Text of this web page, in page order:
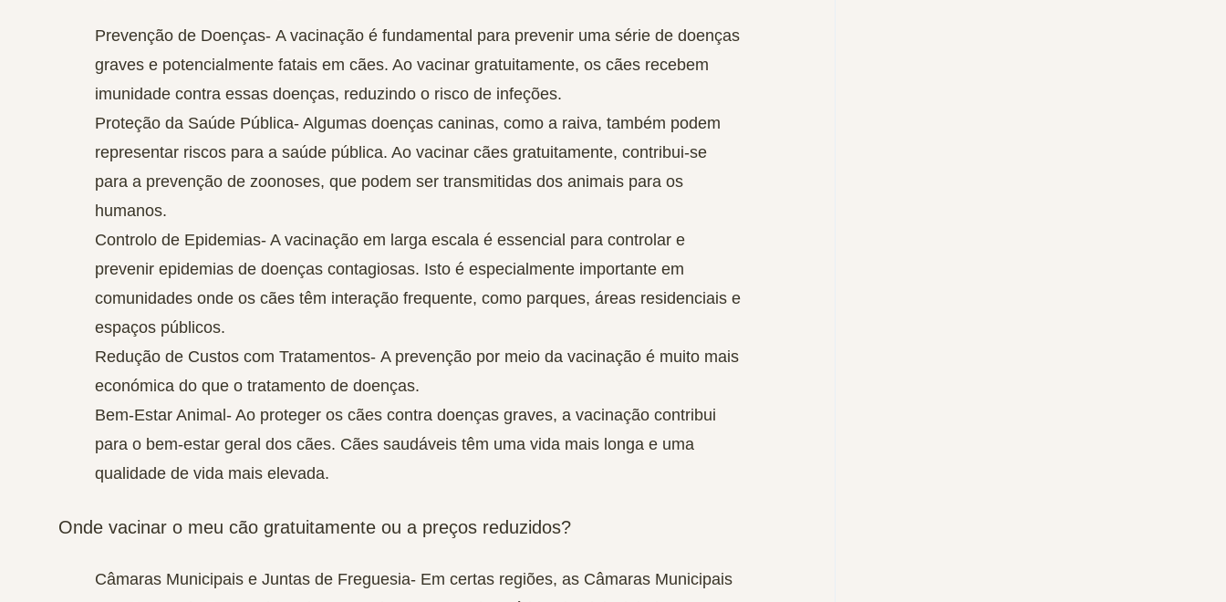
Prevenção de Doenças- A vacinação é fundamental para prevenir uma série de doenças
graves e potencialmente fatais em cães. Ao vacinar gratuitamente, os cães recebem
imunidade contra essas doenças, reduzindo o risco de infeções.
Proteção da Saúde Pública- Algumas doenças caninas, como a raiva, também podem
representar riscos para a saúde pública. Ao vacinar cães gratuitamente, contribui-se
para a prevenção de zoonoses, que podem ser transmitidas dos animais para os
humanos.
Controlo de Epidemias- A vacinação em larga escala é essencial para controlar e
prevenir epidemias de doenças contagiosas. Isto é especialmente importante em
comunidades onde os cães têm interação frequente, como parques, áreas residenciais e
espaços públicos.
Redução de Custos com Tratamentos- A prevenção por meio da vacinação é muito mais
económica do que o tratamento de doenças.
Bem-Estar Animal- Ao proteger os cães contra doenças graves, a vacinação contribui
para o bem-estar geral dos cães. Cães saudáveis têm uma vida mais longa e uma
qualidade de vida mais elevada.
Onde vacinar o meu cão gratuitamente ou a preços reduzidos?
Câmaras Municipais e Juntas de Freguesia- Em certas regiões, as Câmaras Municipais